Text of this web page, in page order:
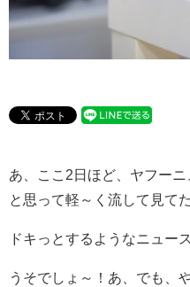
あ、ここ2日ほど、ヤフーニ
と思って軽～く流して見てた
ドキっとするようなニュー
うそでしょ～！あ、でも、